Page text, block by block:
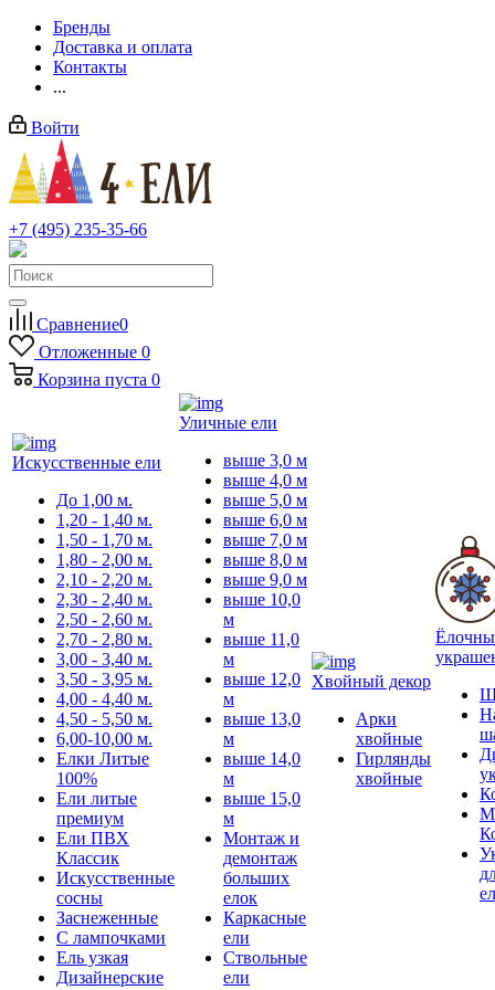
Бренды
Доставка и оплата
Контакты
...
Войти
+7 (495) 235-35-66
Заказать звонок
Сравнение0
Отложенные 0
Корзина пуста 0
Искусственные ели
До 1,00 м.
1,20 - 1,40 м.
1,50 - 1,70 м.
1,80 - 2,00 м.
2,10 - 2,20 м.
2,30 - 2,40 м.
2,50 - 2,60 м.
2,70 - 2,80 м.
3,00 - 3,40 м.
3,50 - 3,95 м.
4,00 - 4,40 м.
4,50 - 5,50 м.
6,00-10,00 м.
Елки Литые
100%
Ели литые
премиум
Ели ПВХ
Классик
Искусственные
сосны
Заснеженные
С лампочками
Ель узкая
Дизайнерские
Уличные ели
выше 3,0 м
выше 4,0 м
выше 5,0 м
выше 6,0 м
выше 7,0 м
выше 8,0 м
выше 9,0 м
выше 10,0
м
выше 11,0
м
выше 12,0
м
выше 13,0
м
выше 14,0
м
выше 15,0
м
Монтаж и
демонтаж
больших
елок
Каркасные
ели
Ствольные
ели
Хвойный декор
Арки
хвойные
Гирлянды
хвойные